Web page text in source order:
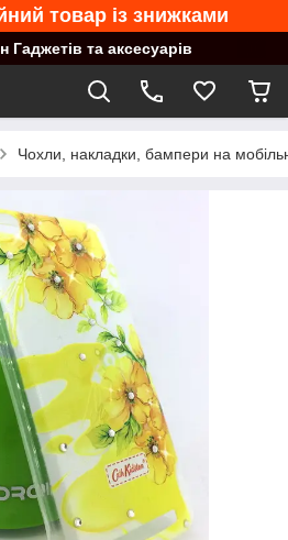
товар із знижками
Гаджетів та аксесуарів
Чохли, накладки, бампери на